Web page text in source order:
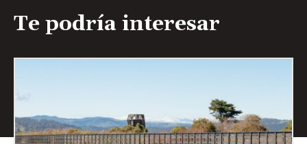
Te podría interesar